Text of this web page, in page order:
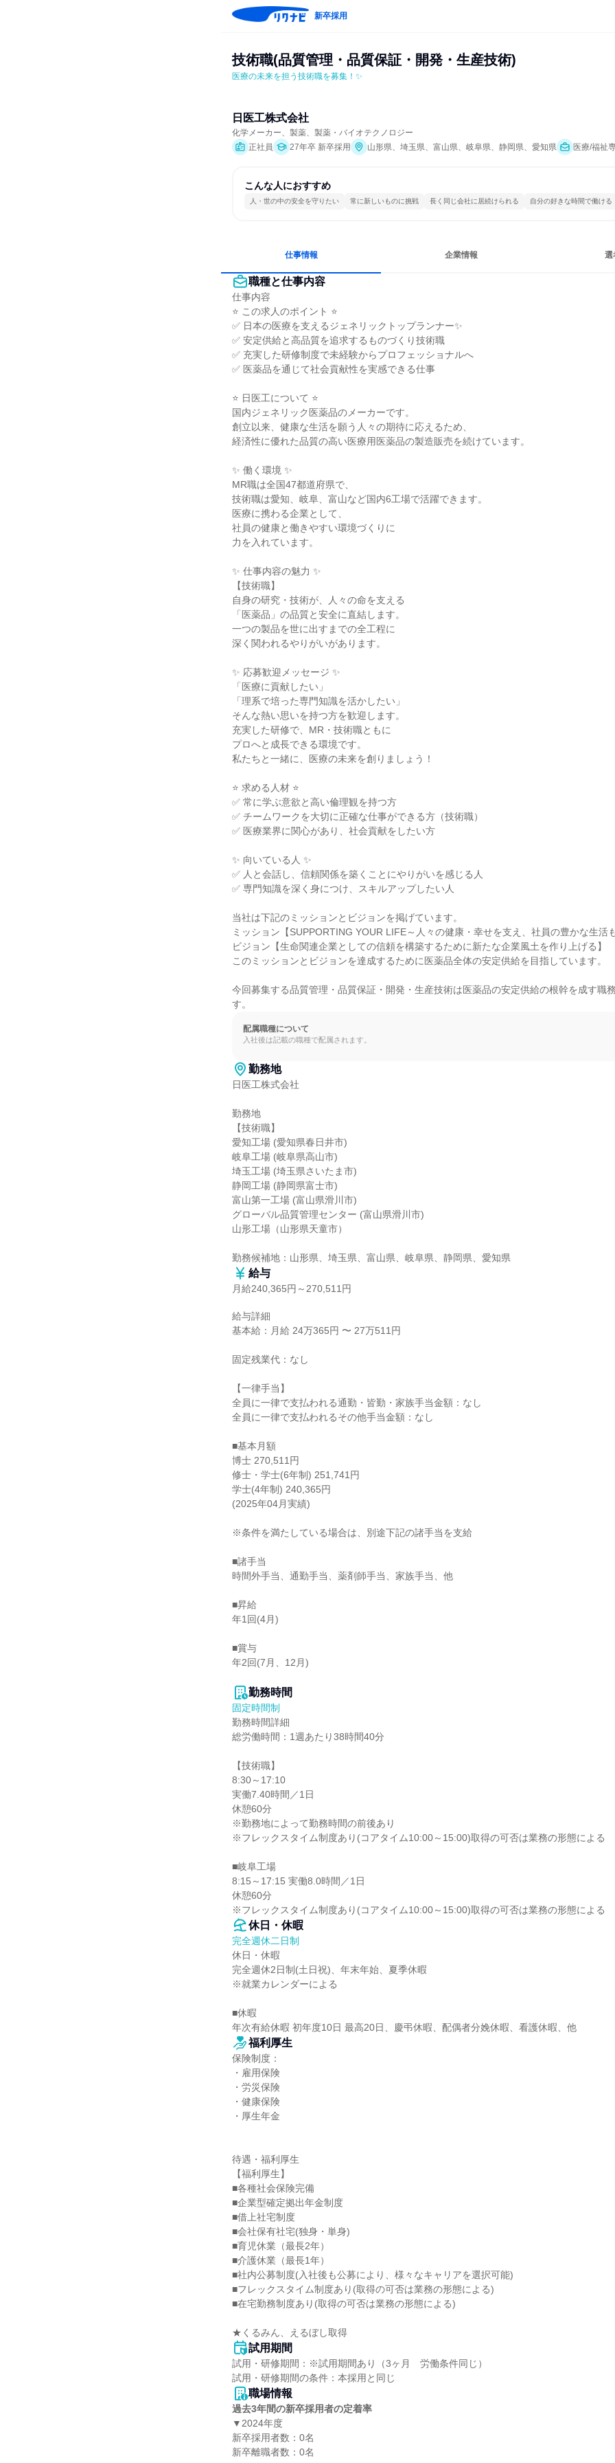
新卒採用
技術職(品質管理・品質保証・開発・生産技術)
医療の未来を担う技術職を募集！✨
日医工株式会社
化学メーカー、製薬、製薬・バイオテクノロジー
正社員
27年卒 新卒採用 山形県、埼玉県、富山県、岐阜県、静岡県、愛知県 医療/福祉
こんな人におすすめ
人・世の中の安全を守りたい 常に新しいものに挑戦 長く同じ会社に居続けられる 自分の好きな時間で働ける
仕事情報 企業情報 選
職種と仕事内容
仕事内容
⭐ この求人のポイント ⭐
✅ 日本の医療を支えるジェネリックトップランナー✨
✅ 安定供給と高品質を追求するものづくり技術職
✅ 充実した研修制度で未経験からプロフェッショナルへ
✅ 医薬品を通じて社会貢献性を実感できる仕事
⭐ 日医工について ⭐
国内ジェネリック医薬品のメーカーです。
創立以来、健康な生活を願う人々の期待に応えるため、
経済性に優れた品質の高い医療用医薬品の製造販売を続けています。
✨ 働く環境 ✨
MR職は全国47都道府県で、
技術職は愛知、岐阜、富山など国内6工場で活躍できます。
医療に携わる企業として、
社員の健康と働きやすい環境づくりに
力を入れています。
✨ 仕事内容の魅力 ✨
【技術職】
自身の研究・技術が、人々の命を支える
「医薬品」の品質と安全に直結します。
一つの製品を世に出すまでの全工程に
深く関われるやりがいがあります。
✨ 応募歓迎メッセージ ✨
「医療に貢献したい」
「理系で培った専門知識を活かしたい」
そんな熱い思いを持つ方を歓迎します。
充実した研修で、MR・技術職ともに
プロへと成長できる環境です。
私たちと一緒に、医療の未来を創りましょう！
⭐ 求める人材 ⭐
✅ 常に学ぶ意欲と高い倫理観を持つ方
✅ チームワークを大切に正確な仕事ができる方（技術職）
✅ 医療業界に関心があり、社会貢献をしたい方
✨ 向いている人 ✨
✅ 人と会話し、信頼関係を築くことにやりがいを感じる人
✅ 専門知識を深く身につけ、スキルアップしたい人
当社は下記のミッションとビジョンを掲げています。
ミッション【SUPPORTING YOUR LIFE～人々の健康・幸せを支え、社員の豊かな生活
ビジョン【生命関連企業としての信頼を構築するために新たな企業風土を作り上げる】
このミッションとビジョンを達成するために医薬品全体の安定供給を目指しています。
今回募集する品質管理・品質保証・開発・生産技術は医薬品の安定供給の根幹を成す職
す。
配属職種について
入社後は記載の職種で配属されます。
勤務地
日医工株式会社
勤務地
【技術職】
愛知工場 (愛知県春日井市)
岐阜工場 (岐阜県高山市)
埼玉工場 (埼玉県さいたま市)
静岡工場 (静岡県富士市)
富山第一工場 (富山県滑川市)
グローバル品質管理センター (富山県滑川市)
山形工場（山形県天童市）
勤務候補地：山形県、埼玉県、富山県、岐阜県、静岡県、愛知県
給与
月給240,365円～270,511円
給与詳細
基本給：月給 24万365円 〜 27万511円
固定残業代：なし
【一律手当】
全員に一律で支払われる通勤・皆勤・家族手当金額：なし
全員に一律で支払われるその他手当金額：なし
■基本月額
博士 270,511円
修士・学士(6年制) 251,741円
学士(4年制) 240,365円
(2025年04月実績)
※条件を満たしている場合は、別途下記の諸手当を支給
■諸手当
時間外手当、通勤手当、薬剤師手当、家族手当、他
■昇給
年1回(4月)
■賞与
年2回(7月、12月)
勤務時間
固定時間制
勤務時間詳細
総労働時間：1週あたり38時間40分
【技術職】
8:30～17:10
実働7.40時間／1日
休憩60分
※勤務地によって勤務時間の前後あり
※フレックスタイム制度あり(コアタイム10:00～15:00)取得の可否は業務の形態による
■岐阜工場
8:15～17:15 実働8.0時間／1日
休憩60分
※フレックスタイム制度あり(コアタイム10:00～15:00)取得の可否は業務の形態による
休日・休暇
完全週休二日制
休日・休暇
完全週休2日制(土日祝)、年末年始、夏季休暇
※就業カレンダーによる
■休暇
年次有給休暇 初年度10日 最高20日、慶弔休暇、配偶者分娩休暇、看護休暇、他
福利厚生
保険制度：
・雇用保険
・労災保険
・健康保険
・厚生年金
待遇・福利厚生
【福利厚生】
■各種社会保険完備
■企業型確定拠出年金制度
■借上社宅制度
■会社保有社宅(独身・単身)
■育児休業（最長2年）
■介護休業（最長1年）
■社内公募制度(入社後も公募により、様々なキャリアを選択可能)
■フレックスタイム制度あり(取得の可否は業務の形態による)
■在宅勤務制度あり(取得の可否は業務の形態による)
★くるみん、えるぼし取得
試用期間
試用・研修期間：※試用期間あり（3ヶ月　労働条件同じ）
職場情報
過去3年間の新卒採用者の定着率
▼2024年度
新卒採用者数：0名
新卒離職者数：0名